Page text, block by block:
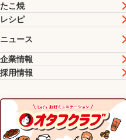
たこ焼
レシピ
ニュース
企業情報
採用情報